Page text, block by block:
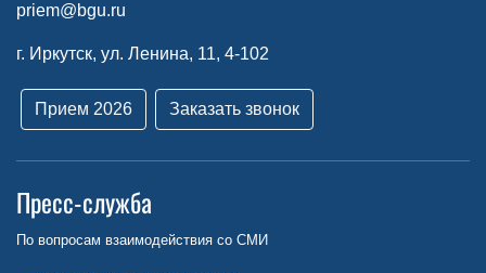
priem@bgu.ru
г. Иркутск, ул. Ленина, 11, 4-102
Прием 2026 Заказать звонок
Пресс-служба
По вопросам взаимодействия со СМИ